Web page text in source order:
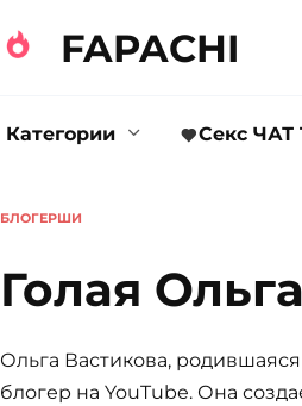
FAPACHI
Категории Секс ЧАТ
БЛОГЕРШИ
Голая
Ольга Вастикова,
блогер на YouTube. Она